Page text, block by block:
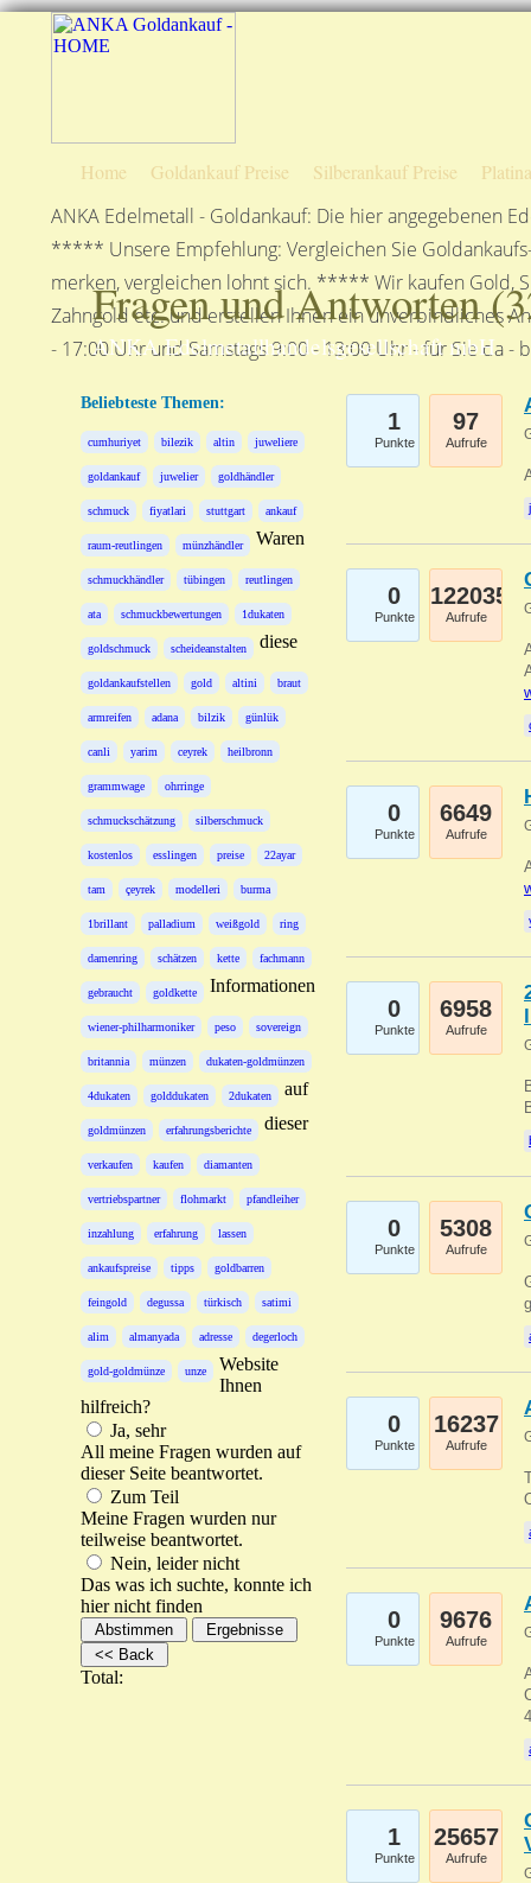
Home Goldankauf Preise Silberankauf Preise
ANKA Edelmetall - Goldankauf: Die hier angegebenen
***** Unsere Empfehlung: Vergleichen Sie
merken, vergleichen lohnt sich. ***** Wir kaufen Gold,
Zahngold etc. und erstellen Ihnen ein unverbindliches
- 17:00 Uhr und Samstags 9:00 - 13:00 Uhr - für Sie
Fragen und Antworten (
ANKA Edelmetallhandelsgesellschaft mbH
Beliebteste Themen:
cumhuriyet bilezik altin juweliere
goldankauf juwelier goldhändler
schmuck fiyatlari stuttgart ankauf
raum-reutlingen münzhändler
schmuckhändler tübingen reutlingen
ata schmuckbewertungen 1dukaten
goldschmuck scheideanstalten
goldankaufstellen gold altini braut
armreifen adana bilzik günlük
canli yarim ceyrek heilbronn
grammwage ohrringe
schmuckschätzung silberschmuck
kostenlos esslingen preise 22ayar
tam çeyrek modelleri burma
1brillant palladium weißgold ring
damenring schätzen kette fachmann
gebraucht goldkette
wiener-philharmoniker peso sovereign
britannia münzen dukaten-goldmünzen
4dukaten golddukaten 2dukaten
goldmünzen erfahrungsberichte
verkaufen kaufen diamanten
vertriebspartner flohmarkt pfandleiher
inzahlung erfahrung lassen
ankaufspreise tipps goldbarren
feingold degussa türkisch satimi
alim almanyada adresse degerloch
gold-goldmünze unze
Waren
diese
Informationen
auf
dieser
Website
Ihnen
hilfreich?
Ja, sehr
All meine Fragen wurden auf
dieser Seite beantwortet.
Zum Teil
Meine Fragen wurden nur
teilweise beantwortet.
Nein, leider nicht
Das was ich suchte, konnte ich
hier nicht finden
Total:
1
Punkte
97
Aufrufe
0
Punkte
122035
Aufrufe
0
Punkte
6649
Aufrufe
0
Punkte
6958
Aufrufe
0
Punkte
5308
Aufrufe
0
Punkte
16237
Aufrufe
0
Punkte
9676
Aufrufe
1
Punkte
25657
Aufrufe